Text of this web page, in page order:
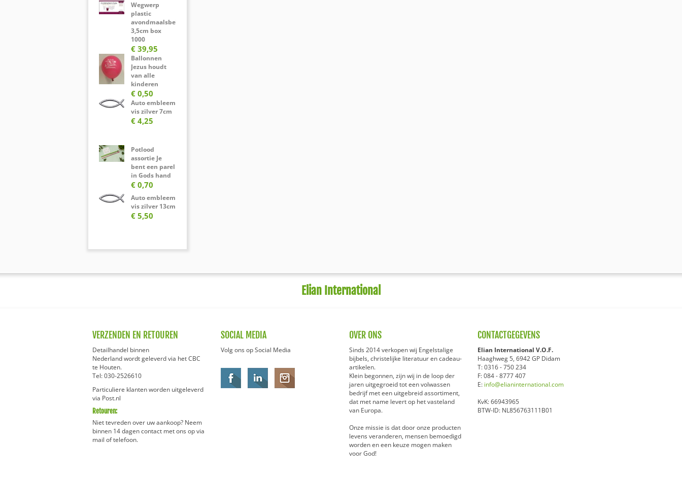
Wegwerp
plastic
avondmaalsbekertjes
3,5cm box
1000
€ 39,95
Ballonnen
Jezus houdt
van alle
kinderen
€ 0,50
Auto embleem
vis zilver 7cm
€ 4,25
Potlood
assortie Je
bent een parel
in Gods hand
€ 0,70
Auto embleem
vis zilver 13cm
€ 5,50
Elian International
VERZENDEN EN RETOUREN
Detailhandel binnen
Nederland wordt geleverd via het CBC
te Houten.
Tel:030-2526610
Particuliere klanten worden uitgeleverd
via Post.nl
Retouren:
Niet tevreden over uw aankoop? Neem
binnen 14 dagen contact met ons op via
mail of telefoon.
SOCIAL MEDIA
Volg ons op Social Media
OVER ONS
Sinds 2014 verkopen wij Engelstalige
bijbels, christelijke literatuur en cadeau-
artikelen.
Klein begonnen, zijn wij in de loop der
jaren uitgegroeid tot een volwassen
bedrijf met een uitgebreid assortiment,
dat met name levert op het vasteland
van Europa.
Onze missie is dat door onze producten
levens veranderen, mensen bemoedigd
worden en een keuze mogen maken
voor God!
CONTACTGEGEVENS
Elian International V.O.F.
Haaghweg 5, 6942 GP Didam
T:0316 - 750 234
F:084 - 8777 407
E: info@elianinternational.com
KvK: 66943965
BTW-ID: NL856763111B01